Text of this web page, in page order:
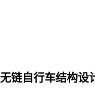
无链自行车结构设